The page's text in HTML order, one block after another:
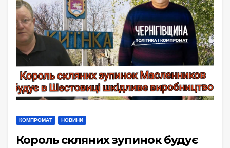
КОМПРОМАТ НОВИНИ
Король скляних зупинок будує